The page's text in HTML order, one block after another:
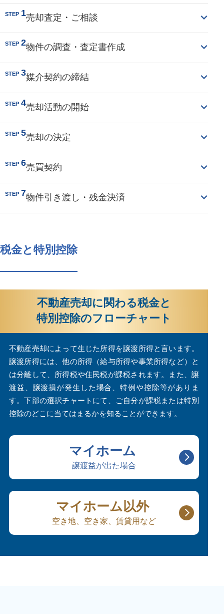
STEP 1売却査定・ご相談
STEP 2物件の調査・査定書作成
STEP 3媒介契約の締結
STEP 4売却活動の開始
STEP 5売却の決定
STEP 6売買契約
STEP 7物件引き渡し・残金決済
税金と特別控除
不動産売却に関わる税金と
特別控除のフローチャート
不動産売却によって生じた所得を譲渡所得と言います。
譲渡所得には、他の所得（給与所得や事業所得など）と
は分離して、所得税や住民税が課税されます。また、譲
渡益、譲渡損が発生した場合、特例や控除等がありま
す。下部の選択チャートにて、ご自分が課税または特別
控除のどこに当てはまるかを知ることができます。
マイホーム
譲渡益が出た場合
マイホーム以外
空き地、空き家、賃貸用など